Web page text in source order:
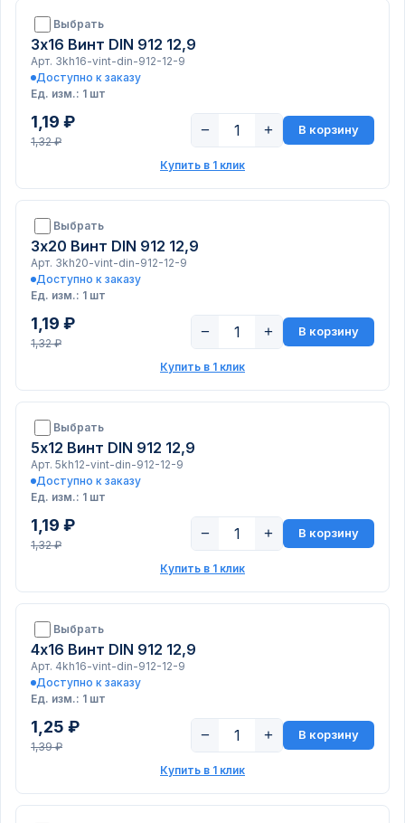
Выбрать
3х16 Винт DIN 912 12,9
Арт. 3kh16-vint-din-912-12-9
Доступно к заказу
Ед. изм.: 1 шт
1,19 ₽
1,32 ₽
− + В корзину
Купить в 1 клик
Выбрать
3х20 Винт DIN 912 12,9
Арт. 3kh20-vint-din-912-12-9
Доступно к заказу
Ед. изм.: 1 шт
1,19 ₽
1,32 ₽
− + В корзину
Купить в 1 клик
Выбрать
5х12 Винт DIN 912 12,9
Арт. 5kh12-vint-din-912-12-9
Доступно к заказу
Ед. изм.: 1 шт
1,19 ₽
1,32 ₽
− + В корзину
Купить в 1 клик
Выбрать
4х16 Винт DIN 912 12,9
Арт. 4kh16-vint-din-912-12-9
Доступно к заказу
Ед. изм.: 1 шт
1,25 ₽
1,39 ₽
− + В корзину
Купить в 1 клик